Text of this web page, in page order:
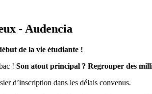
- Audencia
de la vie étudiante !
! Son atout principal ? Regrouper des
d’inscription dans les délais convenus.